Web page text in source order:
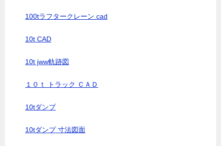
100tラフタークレーン cad
10t CAD
10t jww軌跡図
１０ｔ トラック ＣＡＤ
10tダンプ
10tダンプ 寸法図面